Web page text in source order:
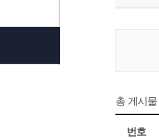
총 게시물
번호